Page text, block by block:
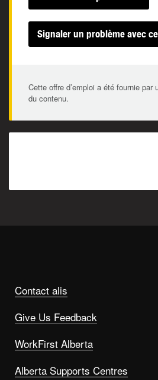
Signaler un problème avec
Cette offre d’emploi a été fournie
du contenu.
Contact alis
Give Us Feedback
WorkFirst Alberta
Alberta Supports Centres